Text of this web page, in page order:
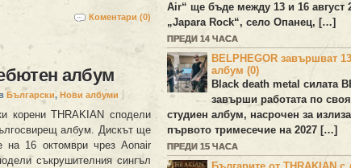
Коментари (0)
албум
Български, Нови албуми
корени THRAKIAN сподели
албум. Дискът ще
на 16 октомври чрез Aonair
съкрушителния сингъл
Air“ ще бъде между 13 и 16 август
„Japara Rock“, село Опанец, […]
ПРЕДИ 14 ЧАСА
BELPHEGOR завършват
албум (0)
Black death metal силата
завърши работата по
студиен албум, насрочен за
първото тримесечие на 2027 […]
ПРЕДИ 15 ЧАСА